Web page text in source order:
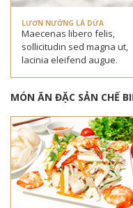
LƯƠN NƯỚNG LÁ DỨA
Maecenas libero felis,
sollicitudin sed magna ut,
lacinia eleifend augue.
MÓN ĂN ĐẶC SẢN CHẾ